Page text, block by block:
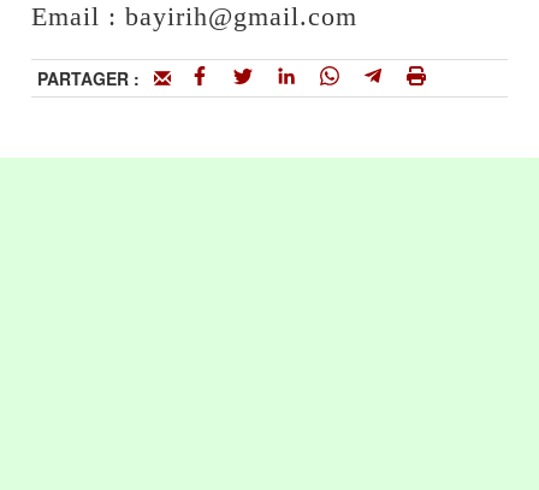
Email : bayirih@gmail.com
PARTAGER :